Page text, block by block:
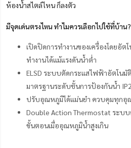
ห้องน้ำสไตล์ไหน ก็ลงตัว
มีจุดเด่นตรงไหน ทำไมควรเลือกไปใช้ที่บ้าน?
เปิดปิดการทำงานของเครื่องโดยอัต
ทำงานได้แม้แรงดันน้ำต่ำ
ELSD ระบบตัดกระแสไฟฟ้าอัตโนมั
มาตรฐานระดับชั้นการป้องกันน้ำ
ปรับอุณหภูมิได้แม่นยำ ควบคุมทุกอุ
Double Action Thermostat ระบ
ขั้นตอนเมื่ออุณหภูมิน้ำสูงเกิน